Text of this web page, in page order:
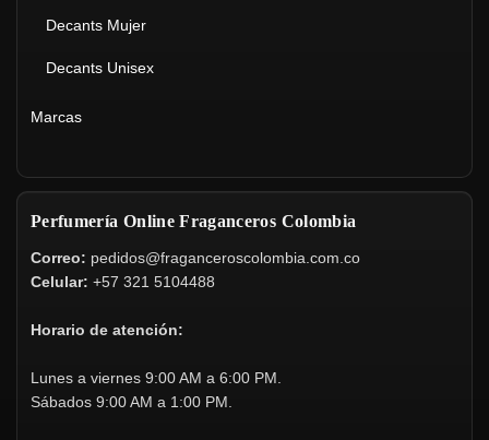
Decants Mujer
Decants Unisex
Marcas
Perfumería Online Fraganceros Colombia
Correo: pedidos@fraganceroscolombia.com.co
Celular: +57 321 5104488
Horario de atención:
Lunes a viernes 9:00 AM a 6:00 PM.
Sábados 9:00 AM a 1:00 PM.